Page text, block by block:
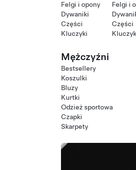
Felgi i opony
Dywaniki
Części
Kluczyki
Felgi i
Części
Mężczyźni
Bestsellery
Koszulki
Bluzy
Kurtki
Odzież sportowa
Czapki
Skarpety